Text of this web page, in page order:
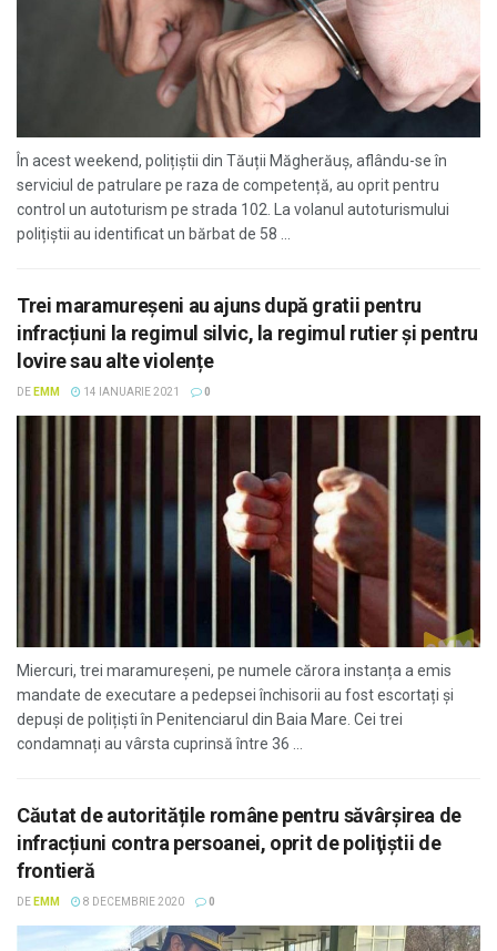
În acest weekend, polițiștii din Tăuții Măgherăuș, aflându-se în
serviciul de patrulare pe raza de competență, au oprit pentru
control un autoturism pe strada 102. La volanul autoturismului
polițiștii au identificat un bărbat de 58 ...
Trei maramureşeni au ajuns după gratii pentru
infracțiuni la regimul silvic, la regimul rutier și pentru
lovire sau alte violențe
DE EMM 14 IANUARIE 2021 0
Miercuri, trei maramureșeni, pe numele cărora instanța a emis
mandate de executare a pedepsei închisorii au fost escortați și
depuși de polițiști în Penitenciarul din Baia Mare. Cei trei
condamnați au vârsta cuprinsă între 36 ...
Căutat de autoritățile române pentru săvârşirea de
infracțiuni contra persoanei, oprit de poliţiştii de
frontieră
DE EMM 8 DECEMBRIE 2020 0